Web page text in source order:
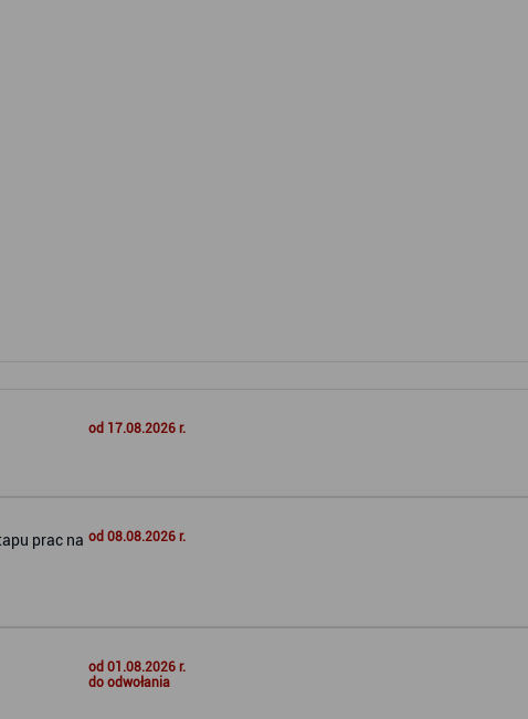
od 17.08.2026 r.
prac na od 08.08.2026 r.
od 01.08.2026 r.
do odwołania